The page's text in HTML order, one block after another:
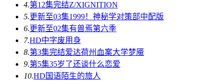
4.第12集完结Z/XIGNITION
5.更新至03集1999！神秘学对策部中配版
6.更新至02集有兽焉第六季
7.HD中字废用身
8.第3集完结爱达荷州血案大学梦魇
9.第5集35岁了还谈什么恋爱
10.HD国语陌生的旅人